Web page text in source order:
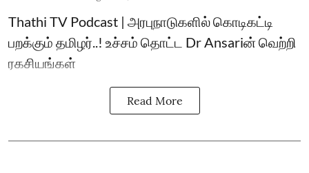
Thathi TV Podcast | அரபுநாடுகளில் கொடிகட்டி
பறக்கும் தமிழர்..! உச்சம் தொட்ட Dr Ansariன் வெற்றி
ரகசியங்கள்
Read More